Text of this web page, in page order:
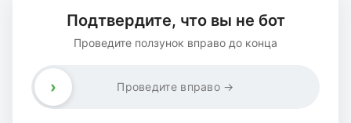
Подтвердите, что вы не бот
Проведите ползунок вправо до конца
Проведите вправо →
›